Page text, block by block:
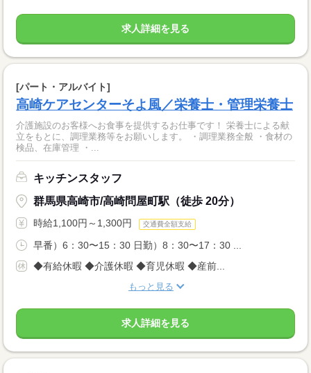
求人詳細を見る
[パート・アルバイト]
高崎ケアセンターそよ風／栄養士・管理栄養士
介護施設のお客様へお食事を提供するお仕事です！ 栄養士による献
立をもとに、調理業務等をお願いします。 ・調理業務全般 ・食材の
検品、在庫管理 ・...
キッチンスタッフ
群馬県高崎市/高崎問屋町駅（徒歩 20分）
時給1,100円～1,300円 交通費全額支給
早番）6：30〜15：30 日勤）8：30〜17：30 ...
◆有給休暇 ◆介護休暇 ◆育児休暇 ◆産前...
もっと見る
求人詳細を見る